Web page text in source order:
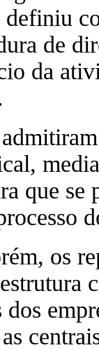
definiu
de
da
que se
os
dos